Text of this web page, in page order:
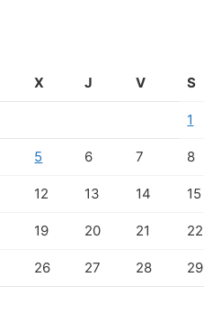
X J V S
1
5 6 7 8
12 13 14 15
19 20 21 22
26 27 28 29